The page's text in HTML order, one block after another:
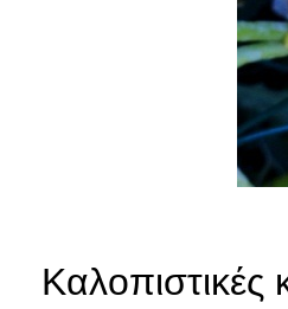
Καλοπιστικές